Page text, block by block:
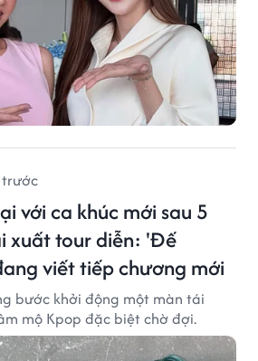
với ca khúc mới sau 5
xuất tour diễn: 'Đế
viết tiếp chương mới
bước khởi động một màn tái
mộ Kpop đặc biệt chờ đợi.